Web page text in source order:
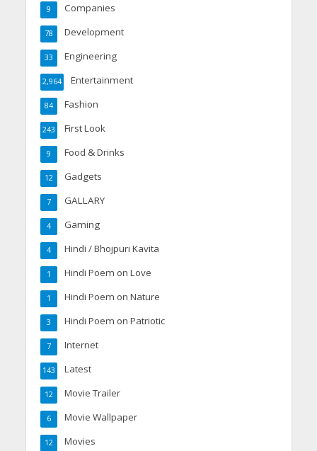
Companies
9
Development
78
Engineering
33
Entertainment
2,964
Fashion
84
First Look
243
Food & Drinks
9
Gadgets
12
GALLARY
7
Gaming
4
Hindi / Bhojpuri Kavita
4
Hindi Poem on Love
1
Hindi Poem on Nature
1
Hindi Poem on Patriotic
3
Internet
7
Latest
143
Movie Trailer
12
Movie Wallpaper
6
Movies
12